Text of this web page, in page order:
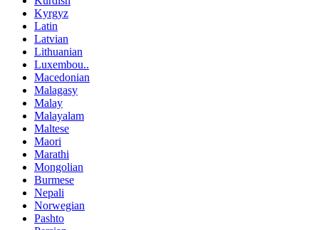
Kyrgyz
Latin
Latvian
Lithuanian
Luxembou..
Macedonian
Malagasy
Malay
Malayalam
Maltese
Maori
Marathi
Mongolian
Burmese
Nepali
Norwegian
Pashto